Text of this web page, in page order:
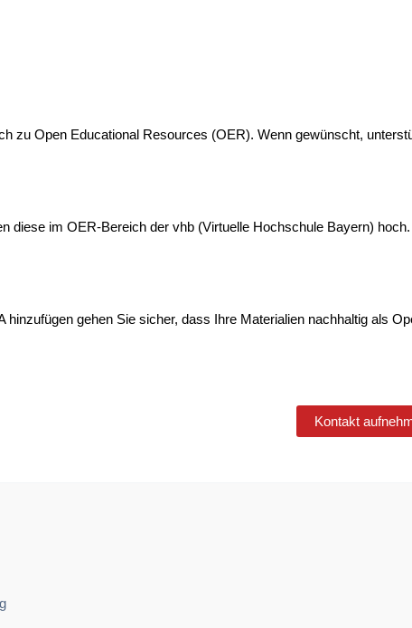
zu Open Educational Resources (OER). Wenn gewünscht,
diese im OER-Bereich der vhb (Virtuelle Hochschule Bayern) hoch.
hinzufügen gehen Sie sicher, dass Ihre Materialien nachhaltig als
Kontakt